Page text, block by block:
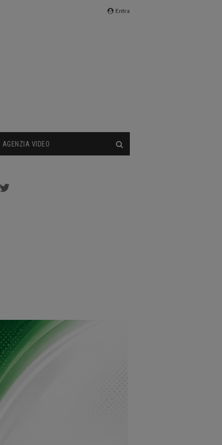
Entra
AGENZIA VIDEO